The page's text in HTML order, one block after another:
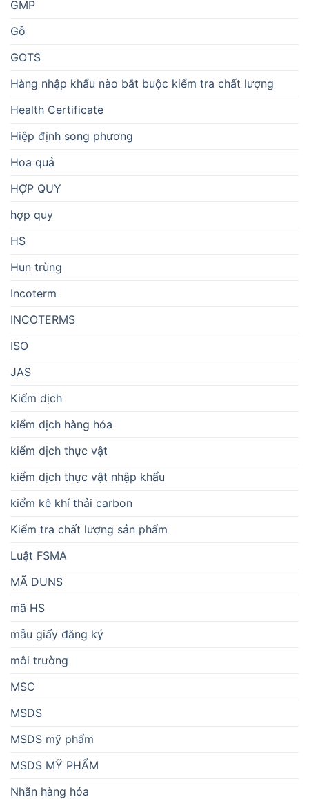
GMP
Gỗ
GOTS
Hàng nhập khẩu nào bắt buộc kiểm tra chất lượng
Health Certificate
Hiệp định song phương
Hoa quả
HỢP QUY
hợp quy
HS
Hun trùng
Incoterm
INCOTERMS
ISO
JAS
Kiểm dịch
kiểm dịch hàng hóa
kiểm dịch thực vật
kiểm dịch thực vật nhập khẩu
kiểm kê khí thải carbon
Kiểm tra chất lượng sản phẩm
Luật FSMA
MÃ DUNS
mã HS
mẫu giấy đăng ký
môi trường
MSC
MSDS
MSDS mỹ phẩm
MSDS MỸ PHẨM
Nhãn hàng hóa